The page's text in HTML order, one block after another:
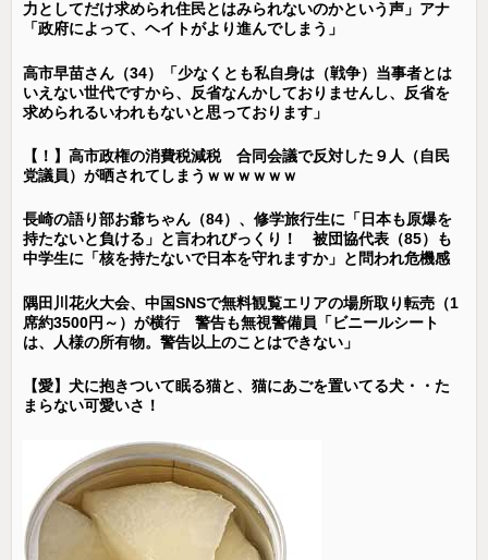
力としてだけ求められ住民とはみられないのかという声」アナ
「政府によって、ヘイトがより進んでしまう」
高市早苗さん（34）「少なくとも私自身は（戦争）当事者とは
いえない世代ですから、反省なんかしておりませんし、反省を
求められるいわれもないと思っております」
【！】高市政権の消費税減税 合同会議で反対した９人（自民
党議員）が晒されてしまうｗｗｗｗｗｗ
長崎の語り部お爺ちゃん（84）、修学旅行生に「日本も原爆を
持たないと負ける」と言われびっくり！ 被団協代表（85）も
中学生に「核を持たないで日本を守れますか」と問われ危機感
隅田川花火大会、中国SNSで無料観覧エリアの場所取り転売（1
席約3500円～）が横行 警告も無視警備員「ビニールシート
は、人様の所有物。警告以上のことはできない」
【愛】犬に抱きついて眠る猫と、猫にあごを置いてる犬・・た
まらない可愛いさ！